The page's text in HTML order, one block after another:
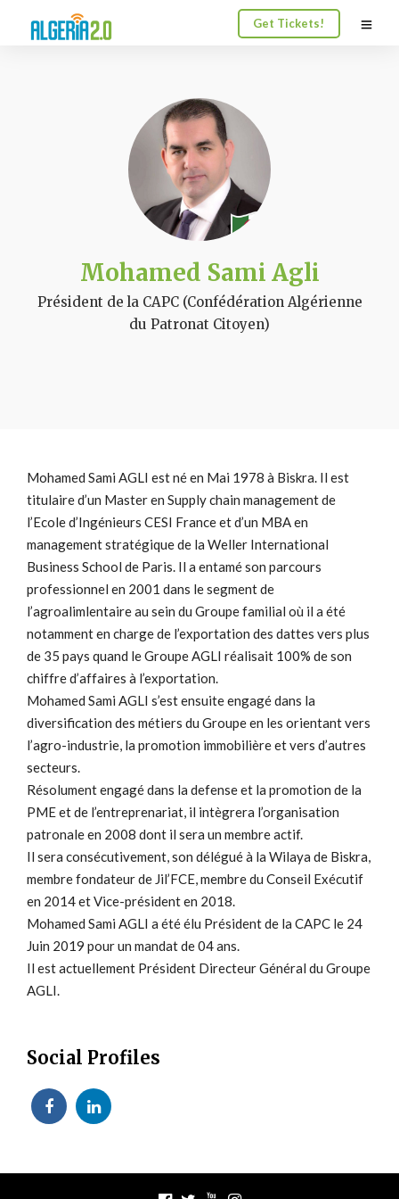
Get Tickets!
Mohamed Sami Agli
Président de la CAPC (Confédération Algérienne
du Patronat Citoyen)
Mohamed Sami AGLI est né en Mai 1978 à Biskra. Il est
titulaire d’un Master en Supply chain management de
l’Ecole d’Ingénieurs CESI France et d’un MBA en
management stratégique de la Weller International
Business School de Paris. Il a entamé son parcours
professionnel en 2001 dans le segment de
l’agroalimlentaire au sein du Groupe familial où il a été
notamment en charge de l’exportation des dattes vers plus
de 35 pays quand le Groupe AGLI réalisait 100% de son
chiffre d’affaires à l’exportation.
Mohamed Sami AGLI s’est ensuite engagé dans la
diversification des métiers du Groupe en les orientant vers
l’agro-industrie, la promotion immobilière et vers d’autres
secteurs.
Résolument engagé dans la defense et la promotion de la
PME et de l’entreprenariat, il intègrera l’organisation
patronale en 2008 dont il sera un membre actif.
Il sera consécutivement, son délégué à la Wilaya de Biskra,
membre fondateur de Jil’FCE, membre du Conseil Exécutif
en 2014 et Vice-président en 2018.
Mohamed Sami AGLI a été élu Président de la CAPC le 24
Juin 2019 pour un mandat de 04 ans.
Il est actuellement Président Directeur Général du Groupe
AGLI.
Social Profiles